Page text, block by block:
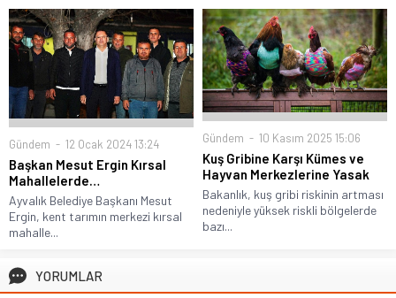
Gündem 12 Ocak 2024 13:24
Başkan Mesut Ergin Kırsal
Mahallelerde…
Ayvalık Belediye Başkanı Mesut
Ergin, kent tarımın merkezi kırsal
mahalle...
Gündem 10 Kasım 2025 15:06
Kuş Gribine Karşı Kümes ve
Hayvan Merkezlerine Yasak
Bakanlık, kuş gribi riskinin artması
nedeniyle yüksek riskli bölgelerde
bazı...
YORUMLAR